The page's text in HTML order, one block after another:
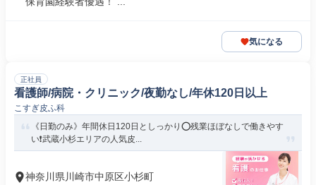
気になる
正社員
看護師/病院・クリニック/夜勤なし/年休120日以上
こすぎ皮ふ科
《日勤のみ》年間休日120日としっかり⭕残業ほぼなしで働きやす
い❗️武蔵小杉エリアの人気皮...
神奈川県川崎市中原区小杉町